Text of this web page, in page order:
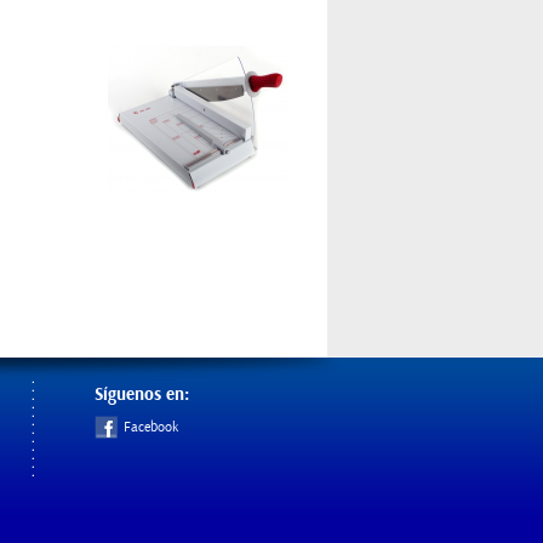
Síguenos en:
Facebook